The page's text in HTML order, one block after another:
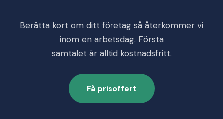
Berätta kort om ditt företag så återkommer vi
inom en arbetsdag. Första
samtalet är alltid kostnadsfritt.
Få prisoffert